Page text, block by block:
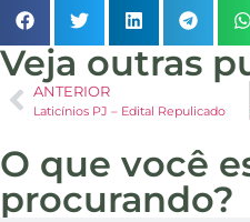
Veja outras
ANTERIOR
Laticínios PJ – Edital Repulicado
O que você
procurando?